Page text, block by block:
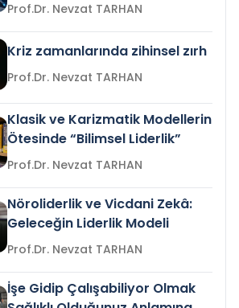
Prof.Dr. Nevzat TARHAN
Kriz zamanlarında zihinsel zırh
Prof.Dr. Nevzat TARHAN
Klasik ve Karizmatik Modellerin
Ötesinde “Bilimsel Liderlik”
Prof.Dr. Nevzat TARHAN
Nöroliderlik ve Vicdani Zekâ:
Geleceğin Liderlik Modeli
Prof.Dr. Nevzat TARHAN
İşe Gidip Çalışabiliyor Olmak